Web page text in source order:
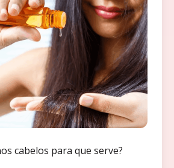
cabelos para que serve?